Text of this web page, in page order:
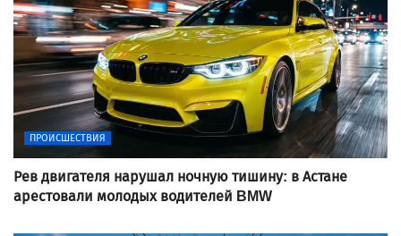
ПРОИСШЕСТВИЯ
Рев двигателя нарушал ночную тишину: в Астане
арестовали молодых водителей BMW